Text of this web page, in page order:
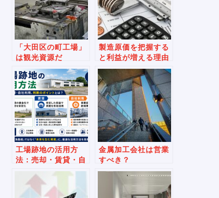
「大田区の町工場」
は観光資源だ
製造原価を把握する
と利益が増える理由
工場跡地の活用方
法：売却・賃貸・自
社利用、判断のポイ
ント
金属加工会社は営業
すべき？